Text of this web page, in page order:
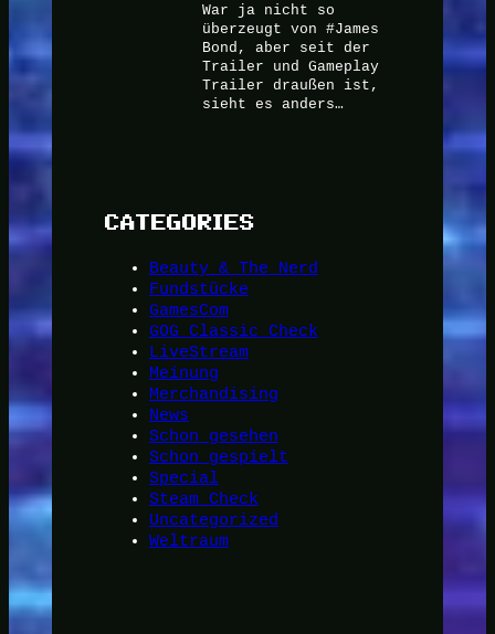
War ja nicht so
überzeugt von #James
Bond, aber seit der
Trailer und Gameplay
Trailer draußen ist,
sieht es anders…
CATEGORIES
Beauty & The Nerd
Fundstücke
GamesCom
GOG Classic Check
LiveStream
Meinung
Merchandising
News
Schon gesehen
Schon gespielt
Special
Steam Check
Uncategorized
Weltraum